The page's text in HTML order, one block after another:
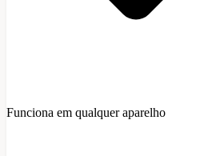
Funciona em qualquer aparelho